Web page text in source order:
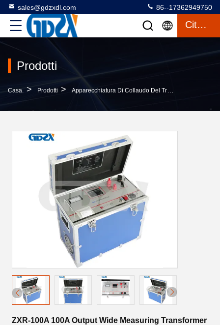
sales@gdzxdl.com 86--17362949750
Citazione
Prodotti
Casa. > Prodotti > Apparecchiatura Di Collaudo Del Trasformatore
ZXR-100A 100A Output Wide Measuring Transformer